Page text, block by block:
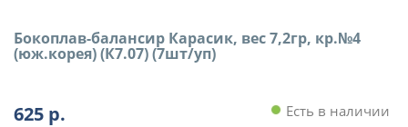
Бокоплав-балансир Карасик, вес 7,2гр, кр.№4
(юж.корея) (К7.07) (7шт/уп)
625 р. Есть в наличии